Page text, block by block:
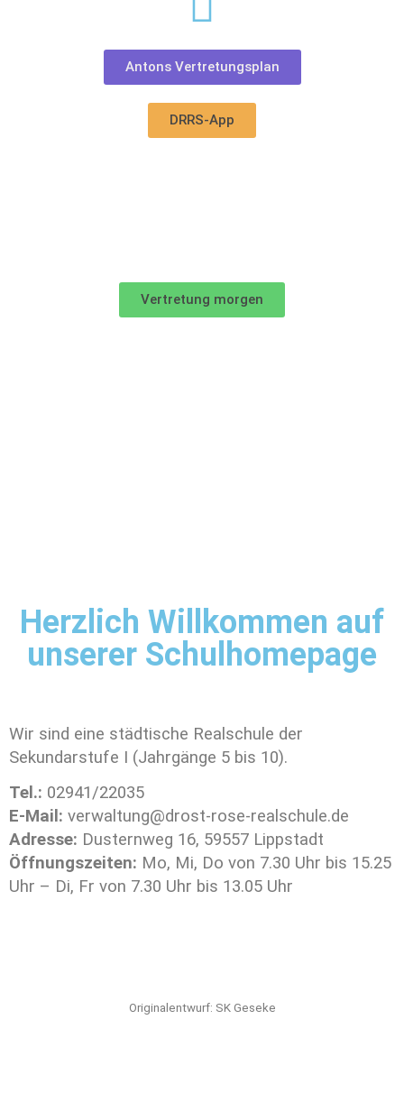
Antons Vertretungsplan
DRRS-App
Vertretung morgen
Herzlich Willkommen auf
unserer Schulhomepage
Wir sind eine städtische Realschule der
Sekundarstufe I (Jahrgänge 5 bis 10).
Tel.: 02941/22035
E-Mail: verwaltung@drost-rose-realschule.de
Adresse: Dusternweg 16, 59557 Lippstadt
Öffnungszeiten: Mo, Mi, Do von 7.30 Uhr bis 15.25
Uhr – Di, Fr von 7.30 Uhr bis 13.05 Uhr
Originalentwurf: SK Geseke